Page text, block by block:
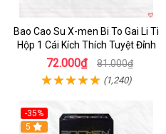
Bao Cao Su X-men Bi To Gai Li Ti
Hộp 1 Cái Kích Thích Tuyệt Đỉnh
72.000₫ 81.000₫
(1,240)
-35%
5